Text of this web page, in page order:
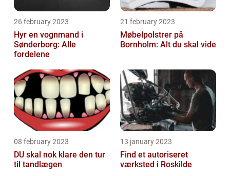
26 february 2023
Hyr en vognmand i
Sønderborg: Alle
fordelene
21 february 2023
Møbelpolstrer på
Bornholm: Alt du skal vide
08 february 2023
DU skal nok klare den tur
til tandlægen
13 january 2023
Find et autoriseret
værksted i Roskilde